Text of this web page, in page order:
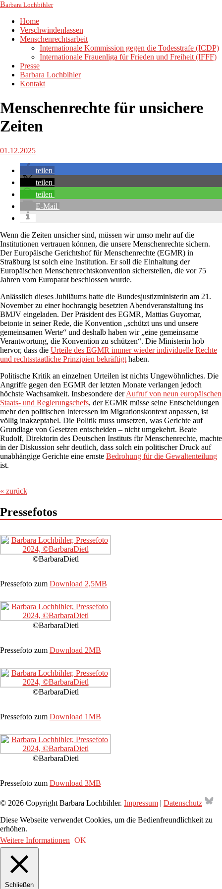
Barbara Lochbihler
Home
Verschwindenlassen
Menschenrechtsarbeit
Internationale Kommission gegen die Todesstrafe (ICDP)
Internationale Frauenliga für Frieden und Freiheit (IFFF)
Presse
Barbara Lochbihler
Kontakt
Menschenrechte für unsichere
Zeiten
01.12.2025
teilen
teilen
teilen
E-Mail
Wenn die Zeiten unsicher sind, müssen wir umso mehr auf die
Institutionen vertrauen können, die unsere Menschenrechte sichern.
Der Europäische Gerichtshof für Menschenrechte (EGMR) in
Straßburg ist solch eine Institution. Er soll die Einhaltung der
Europäischen Menschenrechtskonvention sicherstellen, die vor 75
Jahren vom Europarat beschlossen wurde.
Anlässlich dieses Jubiläums hatte die Bundesjustizministerin am 21.
November zu einer hochrangig besetzten Abendveranstaltung ins
BMJV eingeladen. Der Präsident des EGMR, Mattias Guyomar,
betonte in seiner Rede, die Konvention „schützt uns und unsere
gemeinsamen Werte“ und deshalb haben wir „eine gemeinsame
Verantwortung, die Konvention zu schützen“. Die Ministerin hob
hervor, dass die Urteile des EGMR immer wieder individuelle Rechte
und rechtsstaatliche Prinzipien bekräftigt haben.
Politische Kritik an einzelnen Urteilen ist nichts Ungewöhnliches. Die
Angriffe gegen den EGMR der letzten Monate verlangen jedoch
höchste Wachsamkeit. Insbesondere derAufruf von neun europäischen
Staats- und Regierungschefs, der EGMR müsse seine Entscheidungen
mehr den politischen Interessen im Migrationskontext anpassen, ist
völlig inakzeptabel. Die Politik muss umsetzen, was Gerichte auf
Grundlage von Gesetzen entscheiden – nicht umgekehrt. Beate
Rudolf, Direktorin des Deutschen Instituts für Menschenrechte, machte
in der Diskussion sehr deutlich, dass solch ein politischer Druck auf
unabhängige Gerichte eine ernste Bedrohung für die Gewaltenteilung
ist.
« zurück
Pressefotos
©BarbaraDietl
Pressefoto zum Download 2,5MB
©BarbaraDietl
Pressefoto zum Download 2MB
©BarbaraDietl
Pressefoto zum Download 1MB
©BarbaraDietl
Pressefoto zum Download 3MB
© 2026 Copyright Barbara Lochbihler. Impressum | Datenschutz
Diese Webseite verwendet Cookies, um die Bedienfreundlichkeit zu
erhöhen.
Weitere Informationen OK
Schließen